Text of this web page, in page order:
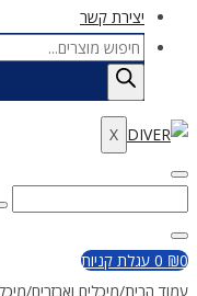
יצירת קשר
Products
search
X
Enter
Keywordfor:
Close
₪0
0 עגלת קניות
עמוד הבית/מיכלים ואבזרים/